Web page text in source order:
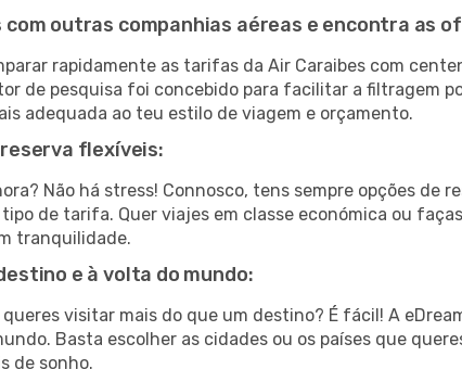
com outras companhias aéreas e encontra as
rapidamente as tarifas da Air Caraibes com
de pesquisa foi concebido para facilitar a filtragem
adequada ao teu estilo de viagem e orçamento.
flexíveis:
Não há stress! Connosco, tens sempre opções de
de tarifa. Quer viajes em classe económica ou
tranquilidade.
e à volta do mundo:
visitar mais do que um destino? É fácil! A
Basta escolher as cidades ou os países que
de sonho.